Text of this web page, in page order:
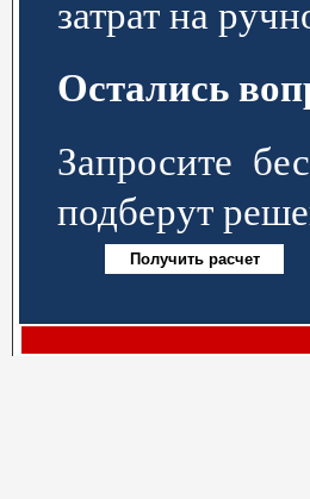
затрат на
Остались
Запросите
подберут